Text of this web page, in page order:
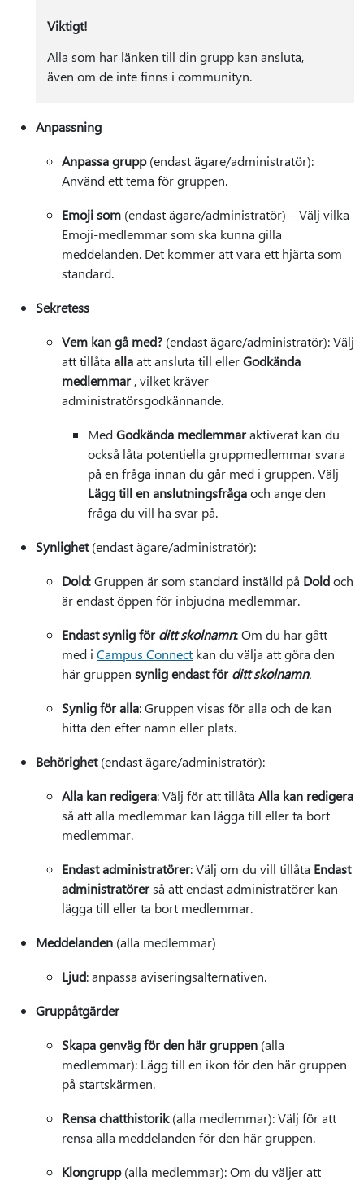
Viktigt!
Alla som har länken till din grupp kan ansluta,
även om de inte finns i communityn.
Anpassning
Anpassa grupp(endast ägare/administratör):
Använd ett tema för gruppen.
Emoji som (endast ägare/administratör) – Välj vilka
Emoji-medlemmar som ska kunna gilla
meddelanden. Det kommer att vara ett hjärta som
standard.
Sekretess
Vem kan gå med? (endast ägare/administratör): Välj
att tillåta allaatt ansluta till ellerGodkända
medlemmar, vilket kräver
administratörsgodkännande.
MedGodkända medlemmaraktiverat kan du
också låta potentiella gruppmedlemmar svara
på en fråga innan du går med i gruppen. Välj
Lägg till en anslutningsfrågaoch ange den
fråga du vill ha svar på.
Synlighet(endast ägare/administratör):
Dold: Gruppen är som standard inställd på Doldoch
är endast öppen för inbjudna medlemmar.
Endast synlig förditt skolnamn: Om du har gått
med i Campus Connect kan du välja att göra den
här gruppen synlig endast förditt skolnamn.
Synlig för alla: Gruppen visas för alla och de kan
hitta den efter namn eller plats.
Behörighet(endast ägare/administratör):
Alla kan redigera: Välj för att tillåta Alla kan redigera
så att alla medlemmar kan lägga till eller ta bort
medlemmar.
Endast administratörer: Välj om du vill tillåta Endast
administratörerså att endast administratörer kan
lägga till eller ta bort medlemmar.
Meddelanden (alla medlemmar)
Ljud: anpassa aviseringsalternativen.
Gruppåtgärder
Skapa genväg för den här gruppen (alla
medlemmar): Lägg till en ikon för den här gruppen
på startskärmen.
Rensa chatthistorik(alla medlemmar): Välj för att
rensa alla meddelanden för den här gruppen.
Klongrupp(alla medlemmar): Om du väljer att